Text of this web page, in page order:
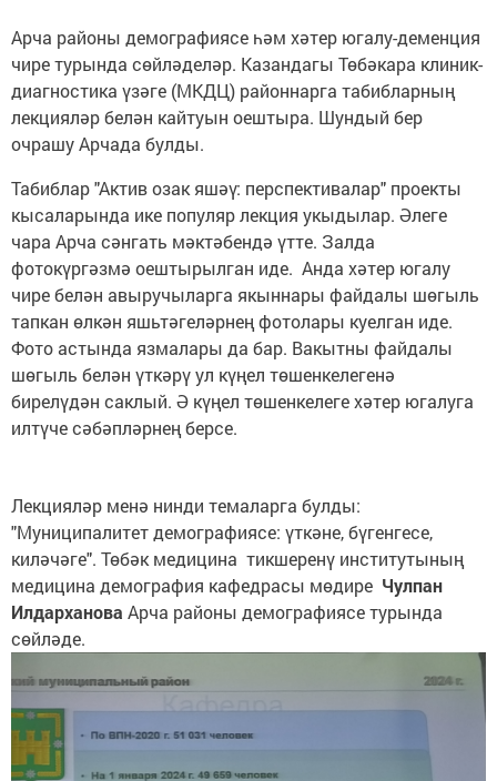
Арча районы демографиясе һәм хәтер югалу-деменция
чире турында сөйләделәр. Казандагы Төбәкара клиник-
диагностика үзәге (МКДЦ) районнарга табибларның
лекцияләр белән кайтуын оештыра. Шундый бер
очрашу Арчада булды.
Табиблар "Актив озак яшәү: перспективалар" проекты
кысаларында ике популяр лекция укыдылар. Әлеге
чара Арча сәнгать мәктәбендә үтте. Залда
фотокүргәзмә оештырылган иде. Анда хәтер югалу
чире белән авыручыларга якыннары файдалы шөгыль
тапкан өлкән яшьтәгеләрнең фотолары куелган иде.
Фото астында язмалары да бар. Вакытны файдалы
шөгыль белән үткәрү ул күңел төшенкелегенә
бирелүдән саклый. Ә күңел төшенкелеге хәтер югалуга
илтүче сәбәпләрнең берсе.
Лекцияләр менә нинди темаларга булды:
"Муниципалитет демографиясе: үткәне, бүгенгесе,
киләчәге". Төбәк медицина тикшеренү институтының
медицина демография кафедрасы мөдире Чулпан
Илдарханова Арча районы демографиясе турында
сөйләде.